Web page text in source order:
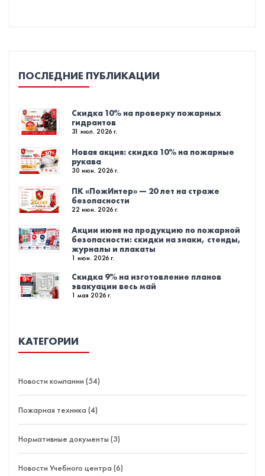
ПОСЛЕДНИЕ ПУБЛИКАЦИИ
Скидка 10% на проверку пожарных
гидрантов
31 июл. 2026 г.
Новая акция: скидка 10% на пожарные
рукава
30 июн. 2026 г.
ПК «ПожИнтер» — 20 лет на страже
безопасности
22 июн. 2026 г.
Акции июня на продукцию по пожарной
безопасности: скидки на знаки, стенды,
журналы и плакаты
1 июн. 2026 г.
Скидка 9% на изготовление планов
эвакуации весь май
1 мая 2026 г.
КАТЕГОРИИ
Новости компании (54)
Пожарная техника (4)
Нормативные документы (3)
Новости Учебного центра (6)